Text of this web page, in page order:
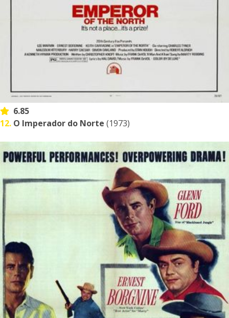
6.85
12. O Imperador do Norte (1973)